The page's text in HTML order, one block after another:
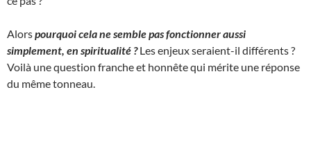
Alorspourquoi cela ne semble pas fonctionner aussi
simplement, en spiritualité ?Les enjeux seraient-il différents ?
Voilà une question franche et honnête qui mérite une réponse
du même tonneau.